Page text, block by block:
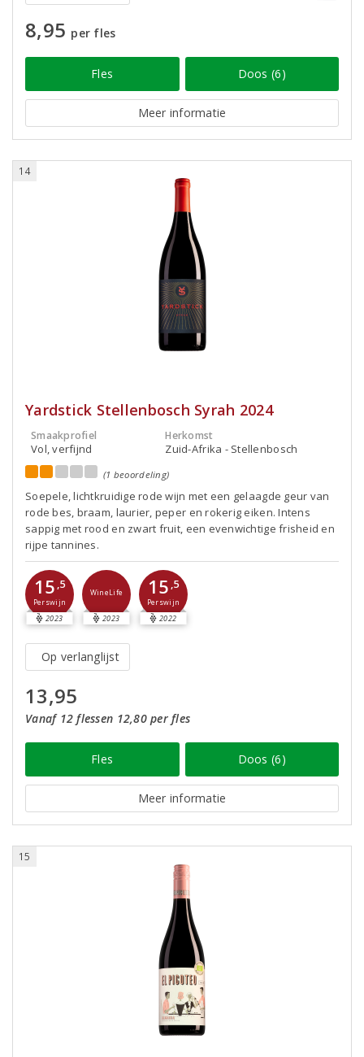
8,95 per fles
Fles Doos (6)
Meer informatie
14
Yardstick Stellenbosch Syrah 2024
Smaakprofiel
Vol, verfijnd
Herkomst
Zuid-Afrika - Stellenbosch
(1 beoordeling)
Soepele, lichtkruidige rode wijn met een gelaagde geur van
rode bes, braam, laurier, peper en rokerig eiken. Intens
sappig met rood en zwart fruit, een evenwichtige frisheid en
rijpe tannines.
15 ,5
Perswijn
2023
WineLife
2023
15 ,5
Perswijn
2022
Op verlanglijst
13,95
Vanaf 12 flessen 12,80 per fles
Fles Doos (6)
Meer informatie
15